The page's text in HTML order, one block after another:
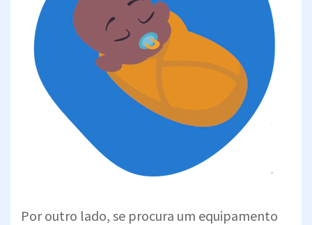
Por outro lado, se procura um equipamento